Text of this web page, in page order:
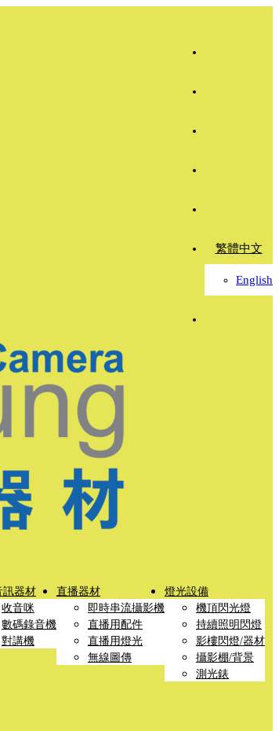
繁體中文
English
訊器材
收音咪
數碼錄音機
對講機
直播器材
即時串流攝影機
直播用配件
直播用燈光
無線圖傳
燈光設備
機頂閃光燈
持續照明閃燈
影樓閃燈/器材
攝影棚/背景
測光錶